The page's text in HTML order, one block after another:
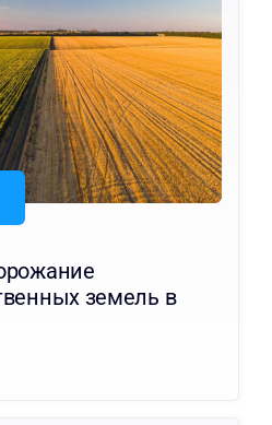
земель в